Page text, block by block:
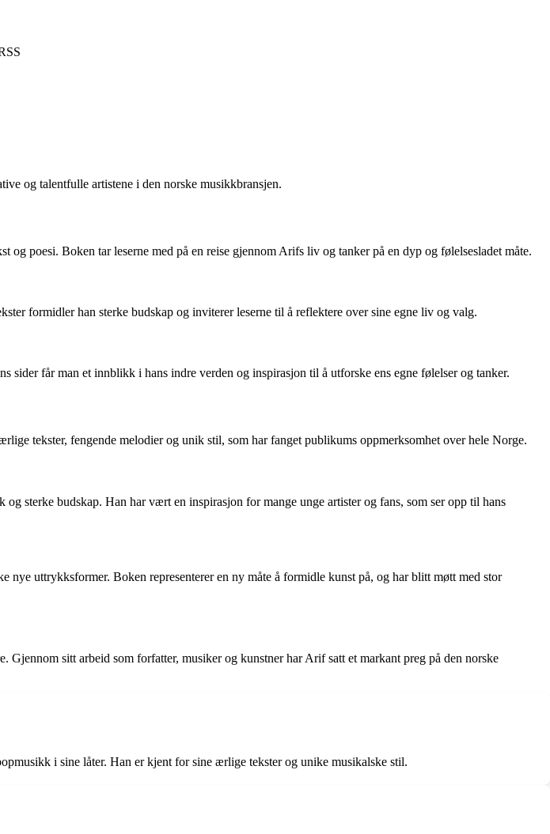
og talentfulle artistene i den norske musikkbransjen.
poesi. Boken tar leserne med på en reise gjennom Arifs liv og tanker på en dyp og følelsesladet måte.
formidler han sterke budskap og inviterer leserne til å reflektere over sine egne liv og valg.
får man et innblikk i hans indre verden og inspirasjon til å utforske ens egne følelser og tanker.
tekster, fengende melodier og unik stil, som har fanget publikums oppmerksomhet over hele Norge.
sterke budskap. Han har vært en inspirasjon for mange unge artister og fans, som ser opp til hans
uttrykksformer. Boken representerer en ny måte å formidle kunst på, og har blitt møtt med stor
sitt arbeid som forfatter, musiker og kunstner har Arif satt et markant preg på den norske
i sine låter. Han er kjent for sine ærlige tekster og unike musikalske stil.